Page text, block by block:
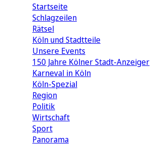
Startseite
Schlagzeilen
Rätsel
Köln und Stadtteile
Unsere Events
150 Jahre Kölner Stadt-Anzeiger
Karneval in Köln
Köln-Spezial
Region
Politik
Wirtschaft
Sport
Panorama